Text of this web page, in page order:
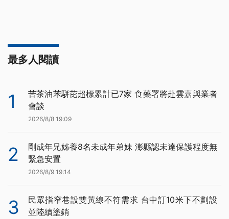
最多人閱讀
1
苦茶油苯駢芘超標累計已7家 食藥署將赴雲嘉與業者
會談
2026/8/8 19:09
2
剛成年兄姊養8名未成年弟妹 澎縣認未達保護程度無
緊急安置
2026/8/9 19:14
3
民眾指窄巷設雙黃線不符需求 台中訂10米下不劃設
並陸續塗銷